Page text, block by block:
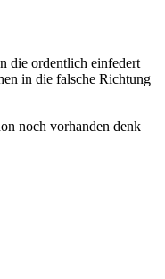
die ordentlich einfedert
in die falsche Richtung
noch vorhanden denk